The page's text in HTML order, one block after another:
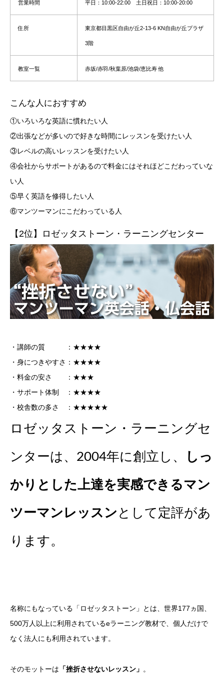
営業時間 平日：10:00-22:00 土日祝日：10:00-20:00
住所 東京都目黒区自由が丘2-13-6 KN自由が丘プラザ
3階
教室一覧 赤坂/赤羽/秋葉原/池袋/恵比寿 他
こんな人におすすめ
①いろいろな英語に慣れたい人
②出張などが多いので好きな時間にレッスンを受けたい人
③レベルの高いレッスンを受けたい人
④会社からサポートがあるので料金にはそれほどこだわっていな
い人
⑤早く英語を修得したい人
⑥マンツーマンにこだわっている人
【2位】ロゼッタストーン・ラーニングセンター
・講師の質 ：★★★★
・身につきやすさ：★★★★
・料金の安さ ：★★★
・サポート体制 ：★★★★
・校舎数の多さ ：★★★★★
ロゼッタストーン・ラーニングセ
ンターは、2004年に創立し、 しっ
かりとした上達を実感できるマン
ツーマンレッスン として定評があ
ります。
名称にもなっている「ロゼッタストーン」とは、世界177ヵ国、
500万人以上に利用されているeラーニング教材で、個人だけで
なく法人にも利用されています。
そのモットーは 「挫折させないレッスン」 。